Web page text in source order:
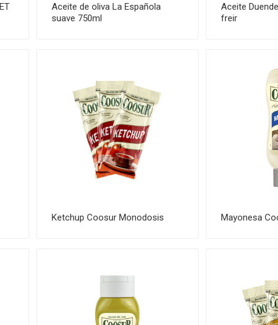
Aceite de oliva La Española
suave 750ml
Aceite
freir
Ketchup Coosur Monodosis Mayonesa